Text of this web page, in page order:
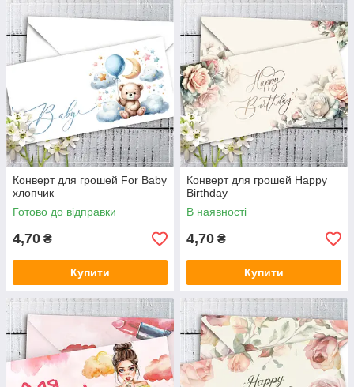
Конверт для грошей For Baby
хлопчик
Готово до відправки
4,70 ₴
Купити
Конверт для грошей Happy
Birthday
В наявності
4,70 ₴
Купити